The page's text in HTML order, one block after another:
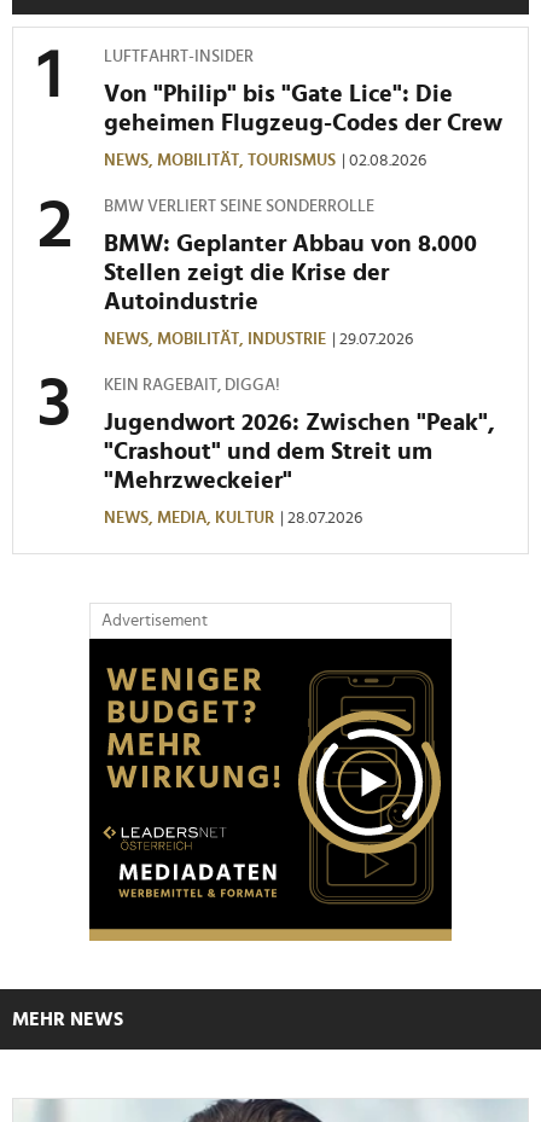
LUFTFAHRT-INSIDER
Von "Philip" bis "Gate Lice": Die
geheimen Flugzeug-Codes der Crew
NEWS, MOBILITÄT, TOURISMUS | 02.08.2026
BMW VERLIERT SEINE SONDERROLLE
BMW: Geplanter Abbau von 8.000
Stellen zeigt die Krise der
Autoindustrie
NEWS, MOBILITÄT, INDUSTRIE | 29.07.2026
KEIN RAGEBAIT, DIGGA!
Jugendwort 2026: Zwischen "Peak",
"Crashout" und dem Streit um
"Mehrzweckeier"
NEWS, MEDIA, KULTUR | 28.07.2026
Advertisement
MEHR NEWS